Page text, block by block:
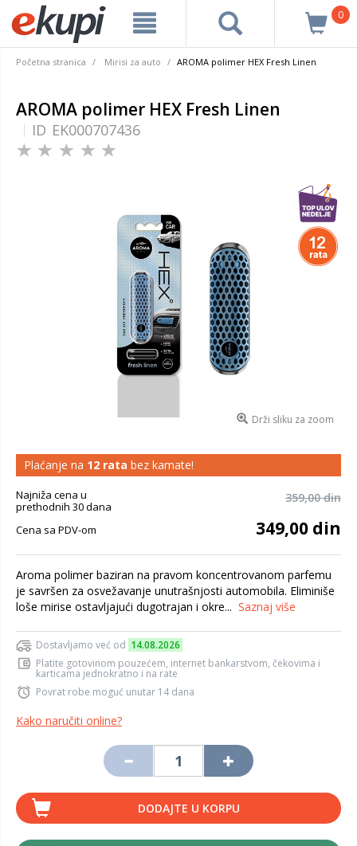
0
Početna stranica Mirisi za auto AROMA polimer HEX Fresh Linen
AROMA polimer HEX Fresh Linen
ID EK000707436
Drži sliku za zoom
Plaćanje na 12 rata bez kamate!
Najniža cena u
prethodnih 30 dana
359,00 din
Cena sa PDV-om 349,00 din
Aroma polimer baziran na pravom koncentrovanom parfemu
je savršen za osvežavanje unutrašnjosti automobila. Eliminiše
loše mirise ostavljajući dugotrajan i okre... Saznaj više
Dostavljamo već od 14.08.2026
Platite gotovinom pouzećem, internet bankarstvom, čekovima i
karticama jednokratno i na rate
Povrat robe moguć unutar 14 dana
Kako naručiti online?
DODAJTE U KORPU